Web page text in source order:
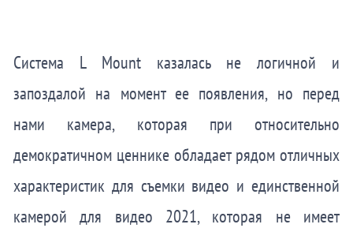
Система L Mount казалась не логичной и
запоздалой на момент ее появления, но перед
нами камера, которая при относительно
демократичном ценнике обладает рядом отличных
характеристик для съемки видео и единственной
камерой для видео 2021, которая не имеет